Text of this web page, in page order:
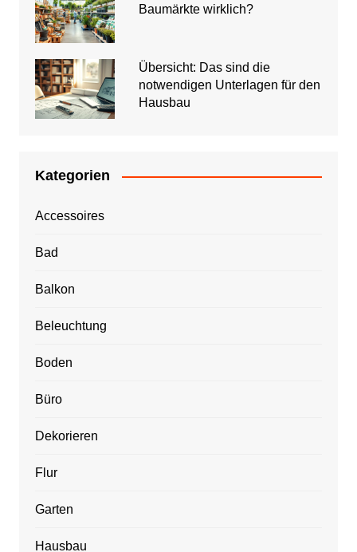
Baumärkte wirklich?
Übersicht: Das sind die
notwendigen Unterlagen für den
Hausbau
Kategorien
Accessoires
Bad
Balkon
Beleuchtung
Boden
Büro
Dekorieren
Flur
Garten
Hausbau